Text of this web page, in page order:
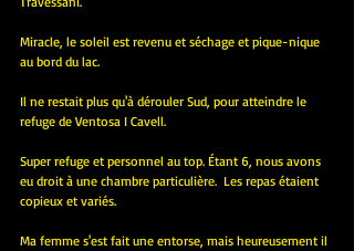
Miracle, le soleil est revenu et séchage et pique-nique
au bord du lac.
Il ne restait plus qu'à dérouler Sud, pour atteindre le
refuge de Ventosa I Cavell.
Super refuge et personnel au top. Étant 6, nous avons
eu droit à une chambre particulière.  Les repas étaient
copieux et variés.
Ma femme s'est fait une entorse, mais heureusement il